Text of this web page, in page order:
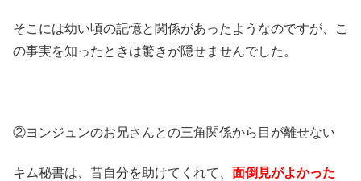
そこには幼い頃の記憶と関係があったようなのですが、こ
の事実を知ったときは驚きが隠せませんでした。
②ヨンジュンのお兄さんとの三角関係から目が離せない
キム秘書は、昔自分を助けてくれて、 面倒見がよかった